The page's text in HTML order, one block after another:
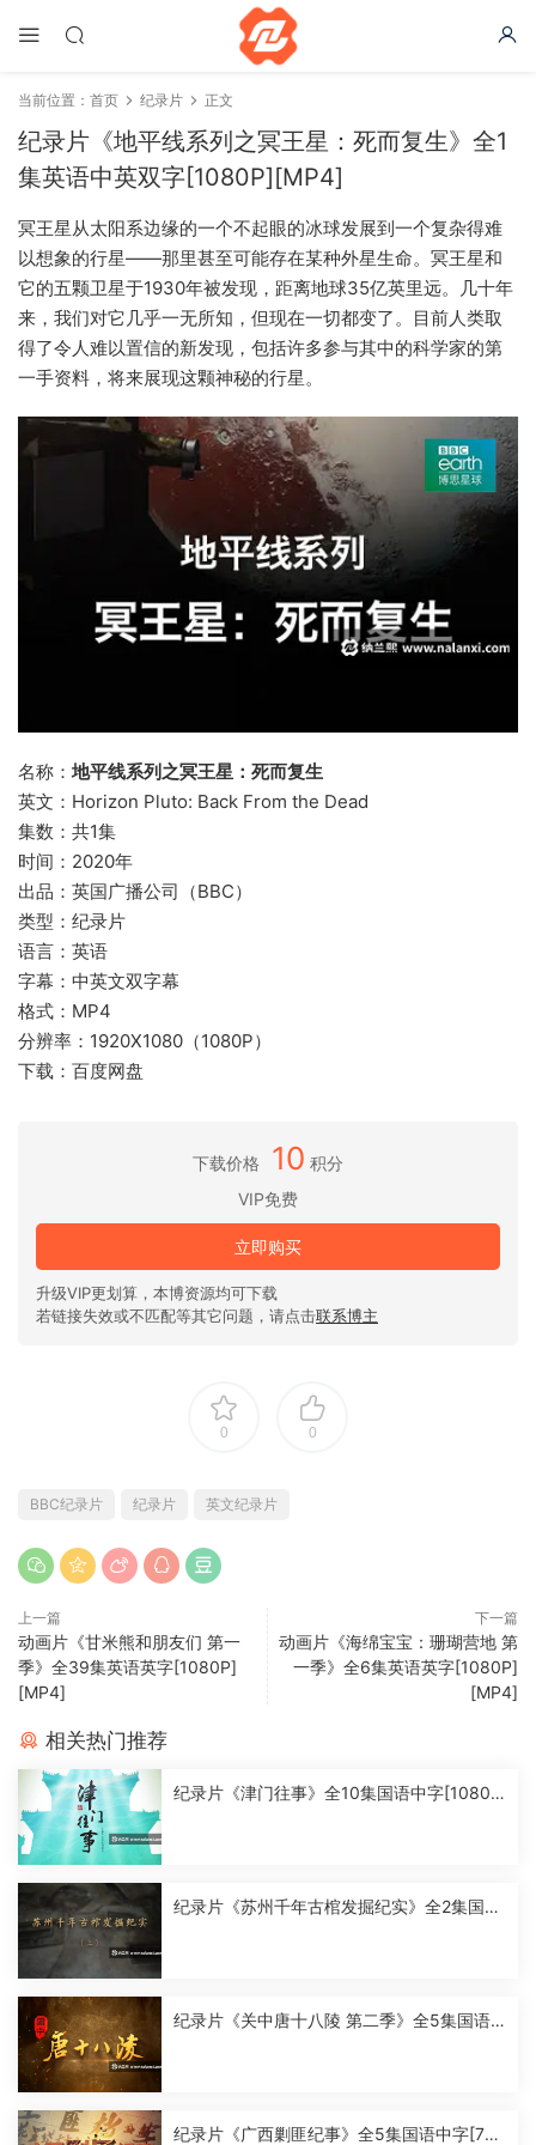
当前位置： 首页 纪录片 正文
纪录片《地平线系列之冥王星：死而复生》全1
集英语中英双字[1080P][MP4]
冥王星从太阳系边缘的一个不起眼的冰球发展到一个复杂得难
以想象的行星——那里甚至可能存在某种外星生命。冥王星和
它的五颗卫星于1930年被发现，距离地球35亿英里远。几十年
来，我们对它几乎一无所知，但现在一切都变了。目前人类取
得了令人难以置信的新发现，包括许多参与其中的科学家的第
一手资料，将来展现这颗神秘的行星。
名称： 地平线系列之冥王星：死而复生
英文：Horizon Pluto: Back From the Dead
集数：共1集
时间：2020年
出品：英国广播公司（BBC）
类型：纪录片
语言：英语
字幕：中英文双字幕
格式：MP4
分辨率：1920X1080（1080P）
下载：百度网盘
下载价格 10 积分
VIP免费
立即购买
升级VIP更划算，本博资源均可下载
若链接失效或不匹配等其它问题，请点击联系博主
0 0
BBC纪录片 纪录片 英文纪录片
上一篇
动画片《甘米熊和朋友们 第一
季》全39集英语英字[1080P]
[MP4]
下一篇
动画片《海绵宝宝：珊瑚营地 第
一季》全6集英语英字[1080P]
[MP4]
相关热门推荐
纪录片《津门往事》全10集国语中字[1080
纪录片《苏州千年古棺发掘纪实》全2集国语
纪录片《关中唐十八陵 第二季》全5集国语
纪录片《广西剿匪纪事》全5集国语中字[720